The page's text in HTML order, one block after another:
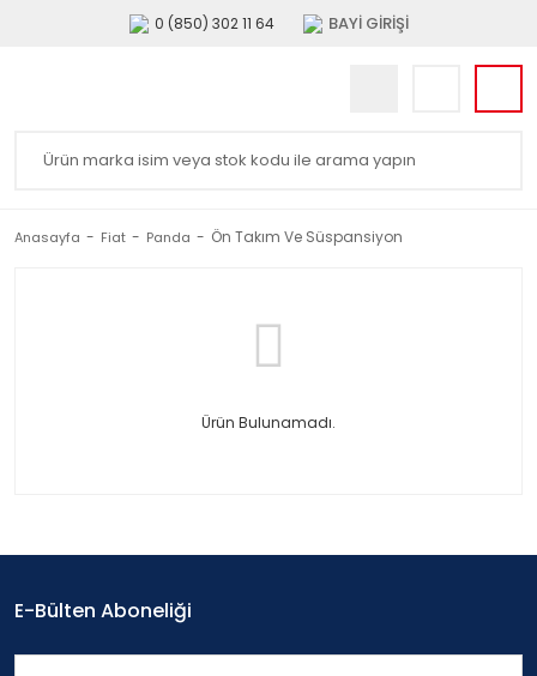
0 (850) 302 11 64 BAYİ GİRİŞİ
Anasayfa Fiat Panda Ön Takım Ve Süspansiyon
Ürün Bulunamadı.
E-Bülten Aboneliği